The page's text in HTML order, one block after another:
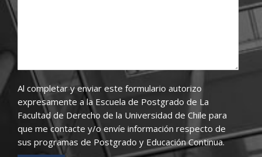
Al completar y enviar este formulario autorizo
expresamente a la Escuela de Postgrado de La
Facultad de Derecho de la Universidad de Chile para
que me contacte y/o envíe información respecto de
sus programas de Postgrado y Educación Continua.